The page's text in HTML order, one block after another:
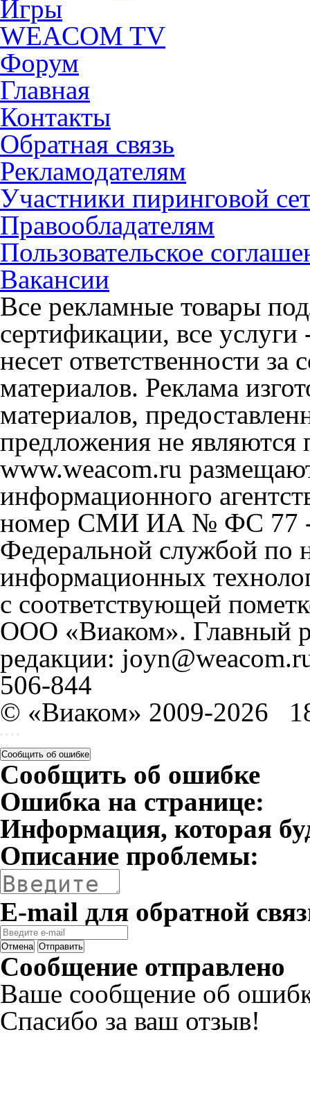
Игры
WEACOM TV
Форум
Главная
Контакты
Обратная связь
Рекламодателям
Участники пиринговой
Правообладателям
Пользовательское
Вакансии
Все рекламные товары
сертификации, все
несет ответственности
материалов. Реклама
материалов,
предложения не
www.weacom.ru
информационного
номер СМИ ИА № ФС 77 -
Федеральной службой по
информационных
с соответствующей
ООО «Виаком». Главный
редакции:
506-844
© «Виаком» 2009-2026
Сообщить об ошибке
Сообщить об ошибке
Ошибка на странице:
Информация, которая
Описание проблемы:
E-mail для обратной
Отмена Отправить
Сообщение отправлено
Ваше сообщение об
Спасибо за ваш отзыв!